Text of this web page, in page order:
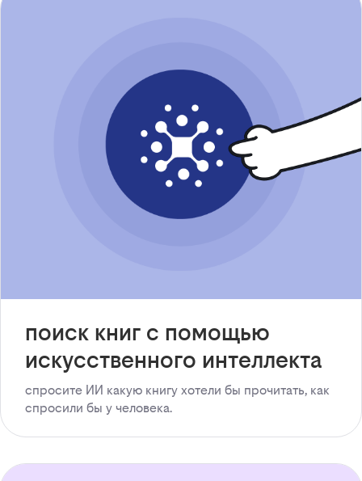
поиск книг с помощью
искусственного интеллекта
спросите ИИ какую книгу хотели бы прочитать, как
спросили бы у человека.